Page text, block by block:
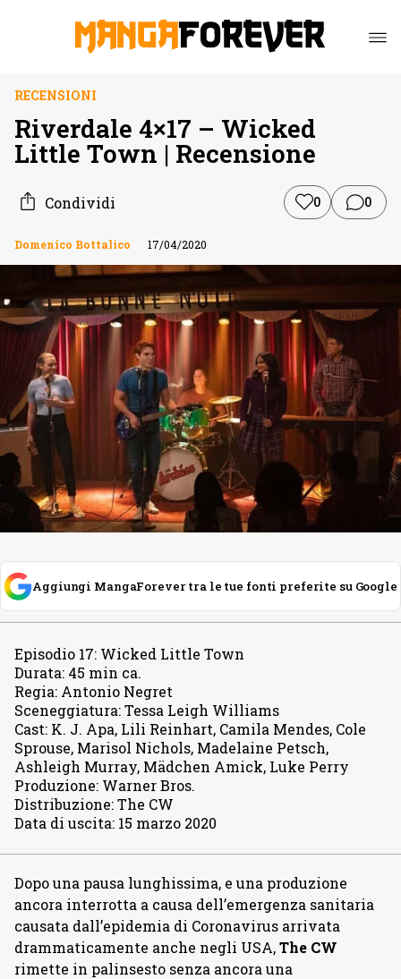
RECENSIONI
Riverdale 4×17 – Wicked
Little Town | Recensione
Condividi 0 0
Domenico Bottalico 17/04/2020
Aggiungi MangaForever tra le tue fonti preferite su Google
Episodio 17: Wicked Little Town
Durata: 45 min ca.
Regia: Antonio Negret
Sceneggiatura:Tessa Leigh Williams
Cast: K. J. Apa, Lili Reinhart, Camila Mendes, Cole
Sprouse, Marisol Nichols, Madelaine Petsch,
Ashleigh Murray, Mädchen Amick, Luke Perry
Produzione: Warner Bros.
Distribuzione:The CW
Data di uscita: 15 marzo 2020
Dopo una pausa lunghissima, e una produzione
ancora interrotta a causa dell’emergenza sanitaria
causata dall’epidemia di Coronavirus arrivata
drammaticamente anche negli USA,The CW
rimette in palinsesto senza ancora una